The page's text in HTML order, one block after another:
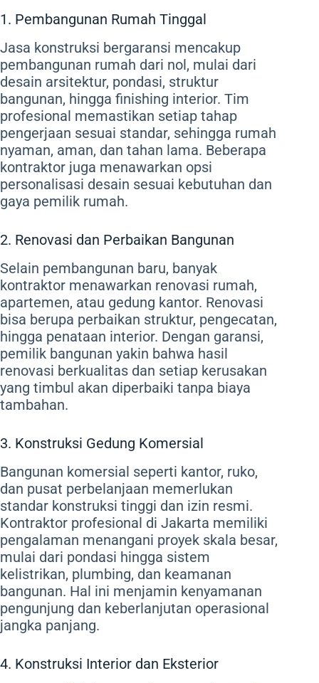
1. Pembangunan Rumah Tinggal
Jasa konstruksi bergaransi mencakup
pembangunan rumah dari nol, mulai dari
desain arsitektur, pondasi, struktur
bangunan, hingga finishing interior. Tim
profesional memastikan setiap tahap
pengerjaan sesuai standar, sehingga rumah
nyaman, aman, dan tahan lama. Beberapa
kontraktor juga menawarkan opsi
personalisasi desain sesuai kebutuhan dan
gaya pemilik rumah.
2. Renovasi dan Perbaikan Bangunan
Selain pembangunan baru, banyak
kontraktor menawarkan renovasi rumah,
apartemen, atau gedung kantor. Renovasi
bisa berupa perbaikan struktur, pengecatan,
hingga penataan interior. Dengan garansi,
pemilik bangunan yakin bahwa hasil
renovasi berkualitas dan setiap kerusakan
yang timbul akan diperbaiki tanpa biaya
tambahan.
3. Konstruksi Gedung Komersial
Bangunan komersial seperti kantor, ruko,
dan pusat perbelanjaan memerlukan
standar konstruksi tinggi dan izin resmi.
Kontraktor profesional di Jakarta memiliki
pengalaman menangani proyek skala besar,
mulai dari pondasi hingga sistem
kelistrikan, plumbing, dan keamanan
bangunan. Hal ini menjamin kenyamanan
pengunjung dan keberlanjutan operasional
jangka panjang.
4. Konstruksi Interior dan Eksterior